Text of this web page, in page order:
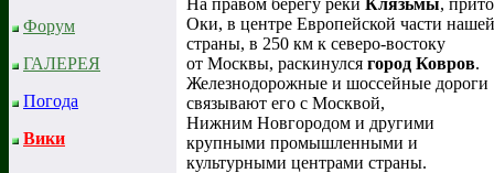
Оки, в центре Европейской части нашей
страны, в 250 км к северо-востоку
от Москвы, раскинулся город Ковров.
Железнодорожные и шоссейные дороги
связывают его с Москвой,
Нижним Новгородом и другими
крупными промышленными и
культурными центрами страны.
Форум
ГАЛЕРЕЯ
Погода
Вики